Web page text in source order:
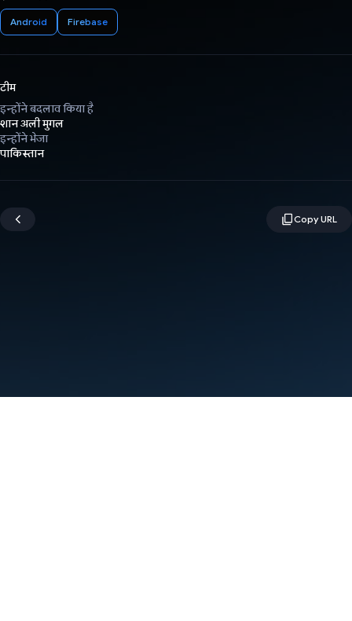
Android Firebase
टीम
इन्होंने बदलाव किया है
शान अली मुगल
इन्होंने भेजा
पाकिस्तान